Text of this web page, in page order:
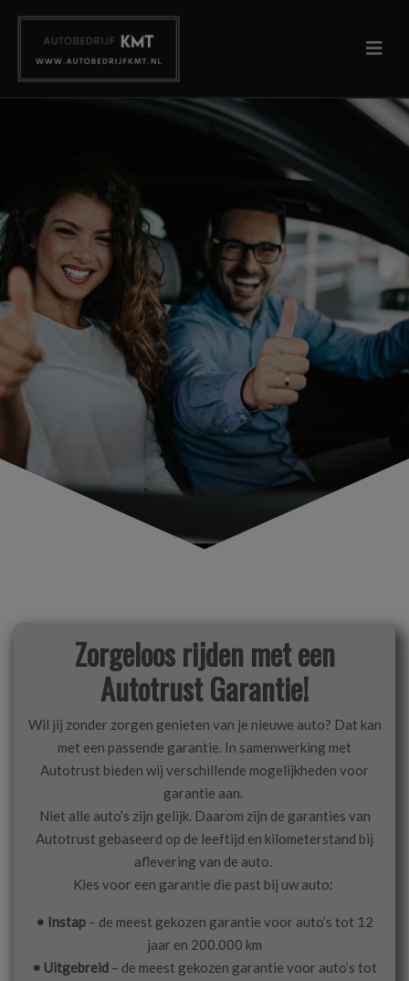
Zorgeloos rijden met een
Autotrust Garantie!
Wil jij zonder zorgen genieten van je nieuwe auto? Dat kan
met een passende garantie. In samenwerking met
Autotrust bieden wij verschillende mogelijkheden voor
garantie aan.
Niet alle auto’s zijn gelijk. Daarom zijn de garanties van
Autotrust gebaseerd op de leeftijd en kilometerstand bij
aflevering van de auto.
Kies voor een garantie die past bij uw auto:
• Instap – de meest gekozen garantie voor auto’s tot 12
jaar en 200.000 km
• Uitgebreid – de meest gekozen garantie voor auto’s tot